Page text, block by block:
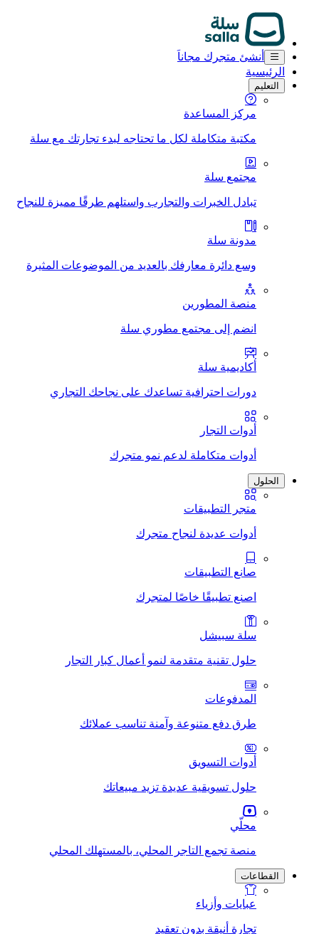
أنشئ متجرك مجاناَ
الرئيسية
التعليم
مركز المساعدة
مكتبة متكاملة لكل ما تحتاجه لبدء تجارتك مع سلة
مجتمع سلة
تبادل الخبرات والتجارب واستلهم طرقًا مميزة للنجاح
مدونة سلة
وسع دائرة معارفك بالعديد من الموضوعات المثيرة
منصة المطورين
انضم إلى مجتمع مطوري سلة
أكاديمية سلة
دورات احترافية تساعدك على نجاحك التجاري
أدوات التجار
أدوات متكاملة لدعم نمو متجرك
الحلول
متجر التطبيقات
أدوات عديدة لنجاح متجرك
صانع التطبيقات
اصنع تطبيقًا خاصًا لمتجرك
سلة سبيشل
حلول تقنية متقدمة لنمو أعمال كبار التجار
المدفوعات
طرق دفع متنوعة وآمنة تناسب عملائك
أدوات التسويق
حلول تسويقية عديدة تزيد مبيعاتك
محلّي
منصة تجمع التاجر المحلي، بالمستهلك المحلي
القطاعات
عبايات وأزياء
تجارة أنيقة بدون تعقيد